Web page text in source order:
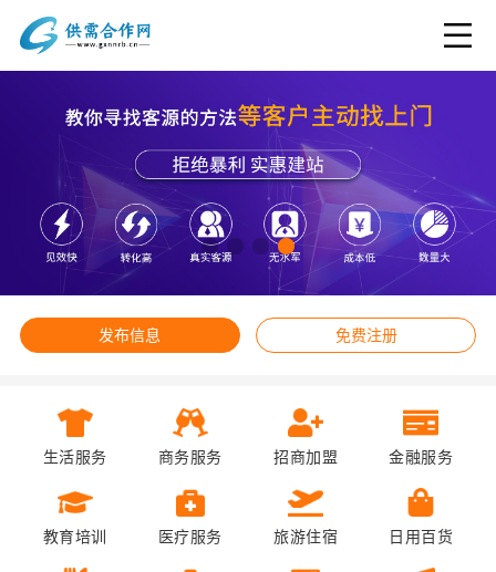
发布信息 免费注册
生活服务 商务服务 招商加盟 金融服务
教育培训 医疗服务 旅游住宿 日用百货